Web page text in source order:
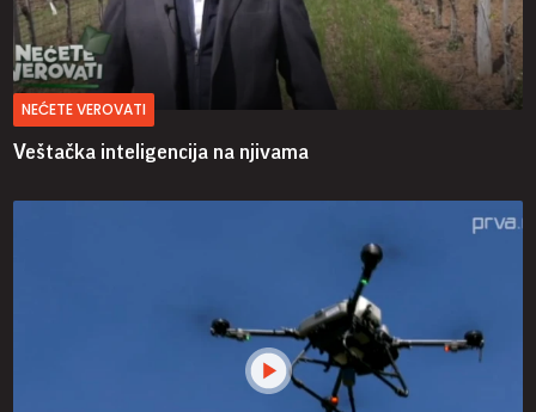
NEĆETE VEROVATI
Veštačka inteligencija na njivama